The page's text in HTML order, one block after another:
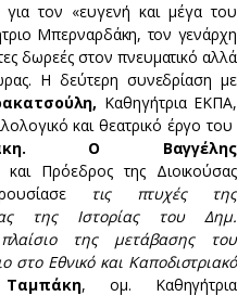
τον «ευγενή και μέγα του
Μπερναρδάκη, τον γενάρχη
δωρεές στον πνευματικό αλλά
Η δεύτερη συνεδρίαση με
Καθηγήτρια ΕΚΠΑ,
και θεατρικό έργο του
Ο Βαγγέλης
και Πρόεδρος της Διοικούσας
τις πτυχές της
της Ιστορίας του Δημ.
της μετάβασης του
στο Εθνικό και Καποδιστριακό
, ομ. Καθηγήτρια